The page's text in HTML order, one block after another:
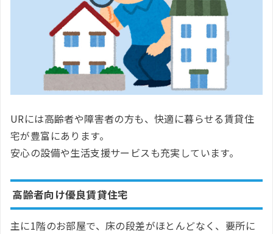
URには高齢者や障害者の方も、快適に暮らせる賃貸住
宅が豊富にあります。
安心の設備や生活支援サービスも充実しています。
高齢者向け優良賃貸住宅
主に1階のお部屋で、床の段差がほとんどなく、要所に